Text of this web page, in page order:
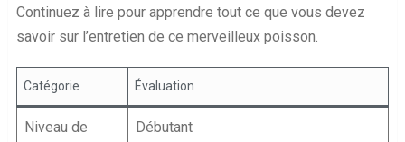
Continuez à lire pour apprendre tout ce que vous devez
savoir sur l’entretien de ce merveilleux poisson.
Catégorie Évaluation
Niveau de
Débutant